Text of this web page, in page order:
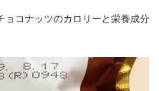
ョコナッツのカロリーと栄養成分